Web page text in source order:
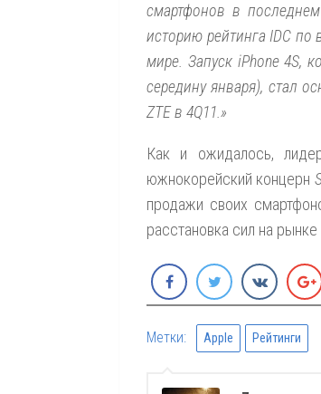
смартфонов в
историю рейтинга IDC
мире. Запуск iPhone 4S,
середину января), стал
ZTE в 4Q11.»
Как и ожидалось,
южнокорейский концерн
продажи своих
расстановка сил на
Метки: Apple Рейтинги